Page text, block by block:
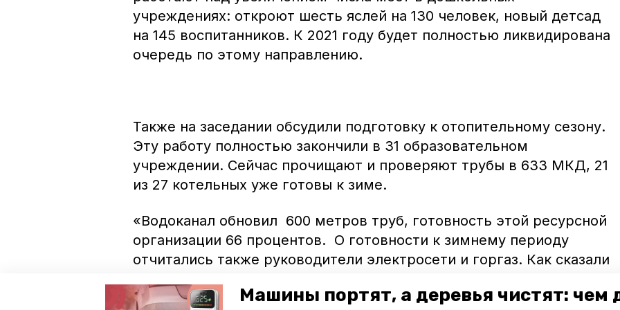
Машины портят, а деревья чистят: чем
учреждениях: откроют шесть яслей на 130 человек, новый детсад
на 145 воспитанников. К 2021 году будет полностью ликвидирована
очередь по этому направлению.
Также на заседании обсудили подготовку к отопительному сезону.
Эту работу полностью закончили в 31 образовательном
учреждении. Сейчас прочищают и проверяют трубы в 633 МКД, 21
из 27 котельных уже готовы к зиме.
«Водоканал обновил 600 метров труб, готовность этой ресурсной
организации 66 процентов. О готовности к зимнему периоду
отчитались также руководители электросети и горгаз. Как сказали
безаварийно пережить холод», - сообщили в мэрии Ессентуков.